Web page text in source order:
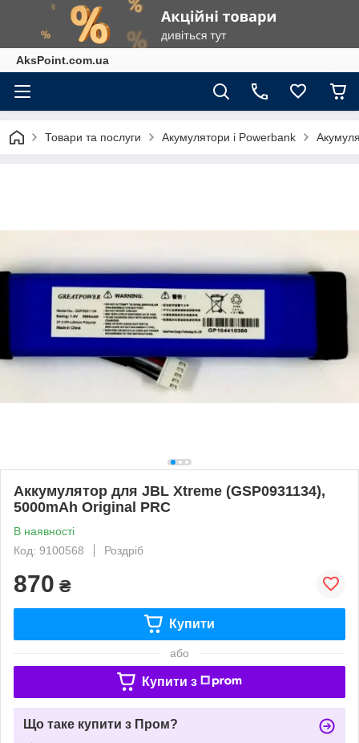
AksPoint.com.ua
Товари та послуги Акумулятори і Powerbank
Аккумулятор для JBL Xtreme (GSP0931134),
5000mAh Original PRC
В наявності
Код: 9100568
Роздріб
870 ₴
Купити
або
Купити з
Що таке купити з Пром?